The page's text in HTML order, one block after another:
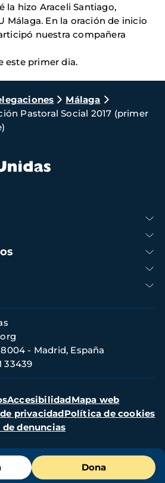
la hizo Araceli Santiago,
Málaga. En la oración de inicio
nuestra compañera
este primer dia.
Málaga
Pastoral Social 2017 (primer
Dona
- Madrid, España
33439
AccesibilidadMapa web
privacidadPolítica de cookies
de denuncias